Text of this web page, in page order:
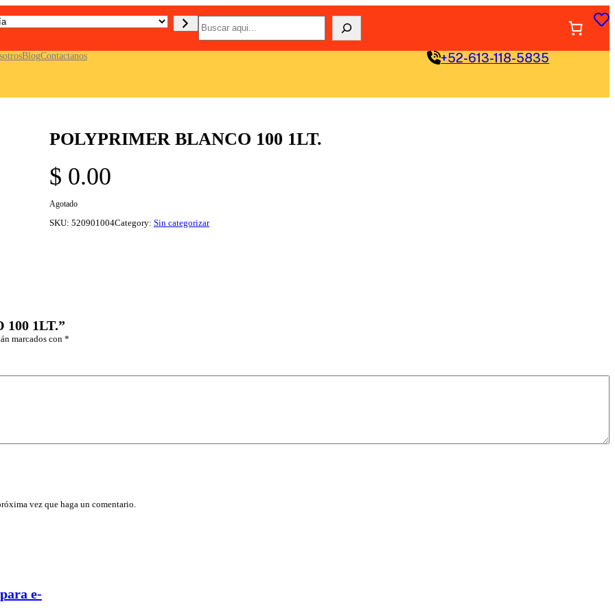
B
u
s
c
BlogContactanos +52-613-118-5835
POLYPRIMER BLANCO 100 1LT.
$ 0.00
Agotado
SKU: 520901004Category: Sin categorizar
100 1LT.”
marcados con *
vez que haga un comentario.
e-